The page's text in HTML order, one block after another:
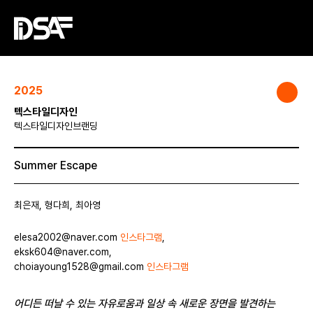
2025
텍스타일디자인
텍스타일디자인브랜딩
Summer Escape
최은재, 형다희, 최아영
elesa2002@naver.com 인스타그램
eksk604@naver.com,
choiayoung1528@gmail.com 인스타그램
어디든 떠날 수 있는 자유로움과 일상 속 새로운 장면을 발견하는